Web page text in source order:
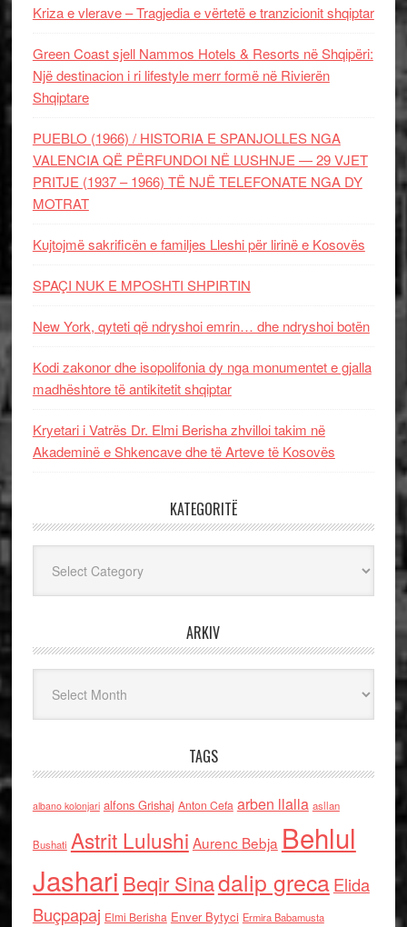
Kriza e vlerave – Tragjedia e vërtetë e tranzicionit shqiptar
Green Coast sjell Nammos Hotels & Resorts në Shqipëri:
Një destinacion i ri lifestyle merr formë në Rivierën
Shqiptare
PUEBLO (1966) / HISTORIA E SPANJOLLES NGA
VALENCIA QË PËRFUNDOI NË LUSHNJE — 29 VJET
PRITJE (1937 – 1966) TË NJË TELEFONATE NGA DY
MOTRAT
Kujtojmë sakrificën e familjes Lleshi për lirinë e Kosovës
SPAÇI NUK E MPOSHTI SHPIRTIN
New York, qyteti që ndryshoi emrin… dhe ndryshoi botën
Kodi zakonor dhe isopolifonia dy nga monumentet e gjalla
madhështore të antikitetit shqiptar
Kryetari i Vatrës Dr. Elmi Berisha zhvilloi takim në
Akademinë e Shkencave dhe të Arteve të Kosovës
KATEGORITË
ARKIV
TAGS
albano kolonjari alfons Grishaj Anton Cefa arben llalla asllan
Bushati Astrit Lulushi Aurenc Bebja Behlul
Jashari Beqir Sinadalip grecaElida
Buçpapaj Elmi Berisha Enver Bytyci Ermira Babamusta